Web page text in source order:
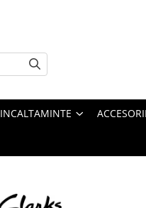
INCALTAMINTE